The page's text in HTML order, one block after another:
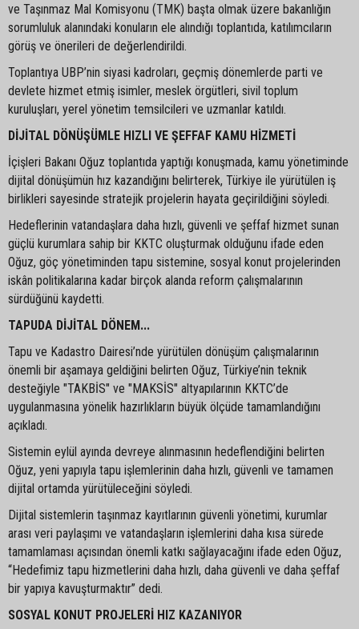
ve Taşınmaz Mal Komisyonu (TMK) başta olmak üzere bakanlığın
sorumluluk alanındaki konuların ele alındığı toplantıda, katılımcıların
görüş ve önerileri de değerlendirildi.
Toplantıya UBP’nin siyasi kadroları, geçmiş dönemlerde parti ve
devlete hizmet etmiş isimler, meslek örgütleri, sivil toplum
kuruluşları, yerel yönetim temsilcileri ve uzmanlar katıldı.
DİJİTAL DÖNÜŞÜMLE HIZLI VE ŞEFFAF KAMU HİZMETİ
İçişleri Bakanı Oğuz toplantıda yaptığı konuşmada, kamu yönetiminde
dijital dönüşümün hız kazandığını belirterek, Türkiye ile yürütülen iş
birlikleri sayesinde stratejik projelerin hayata geçirildiğini söyledi.
Hedeflerinin vatandaşlara daha hızlı, güvenli ve şeffaf hizmet sunan
güçlü kurumlara sahip bir KKTC oluşturmak olduğunu ifade eden
Oğuz, göç yönetiminden tapu sistemine, sosyal konut projelerinden
iskân politikalarına kadar birçok alanda reform çalışmalarının
sürdüğünü kaydetti.
TAPUDA DİJİTAL DÖNEM...
Tapu ve Kadastro Dairesi’nde yürütülen dönüşüm çalışmalarının
önemli bir aşamaya geldiğini belirten Oğuz, Türkiye’nin teknik
desteğiyle "TAKBİS" ve "MAKSİS" altyapılarının KKTC’de
uygulanmasına yönelik hazırlıkların büyük ölçüde tamamlandığını
açıkladı.
Sistemin eylül ayında devreye alınmasının hedeflendiğini belirten
Oğuz, yeni yapıyla tapu işlemlerinin daha hızlı, güvenli ve tamamen
dijital ortamda yürütüleceğini söyledi.
Dijital sistemlerin taşınmaz kayıtlarının güvenli yönetimi, kurumlar
arası veri paylaşımı ve vatandaşların işlemlerini daha kısa sürede
tamamlaması açısından önemli katkı sağlayacağını ifade eden Oğuz,
“Hedefimiz tapu hizmetlerini daha hızlı, daha güvenli ve daha şeffaf
bir yapıya kavuşturmaktır” dedi.
SOSYAL KONUT PROJELERİ HIZ KAZANIYOR